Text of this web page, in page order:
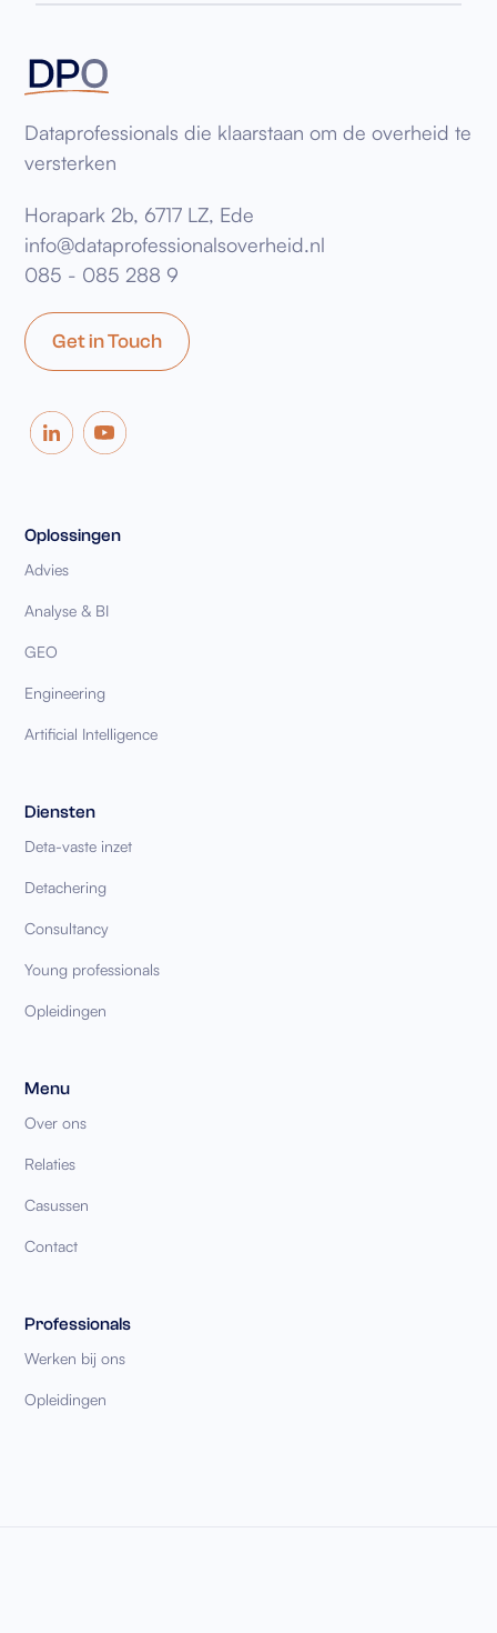
Dataprofessionals die klaarstaan om de overheid te
versterken
Horapark 2b, 6717 LZ, Ede
info@dataprofessionalsoverheid.nl
085 - 085 288 9
Get in Touch
Oplossingen
Advies
Analyse & BI
GEO
Engineering
Artificial Intelligence
Diensten
Deta-vaste inzet
Detachering
Consultancy
Young professionals
Opleidingen
Menu
Over ons
Relaties
Casussen
Contact
Professionals
Werken bij ons
Opleidingen